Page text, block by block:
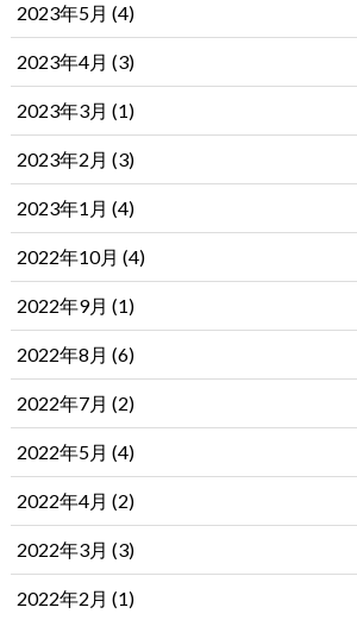
2023年5月 (4)
2023年4月 (3)
2023年3月 (1)
2023年2月 (3)
2023年1月 (4)
2022年10月 (4)
2022年9月 (1)
2022年8月 (6)
2022年7月 (2)
2022年5月 (4)
2022年4月 (2)
2022年3月 (3)
2022年2月 (1)